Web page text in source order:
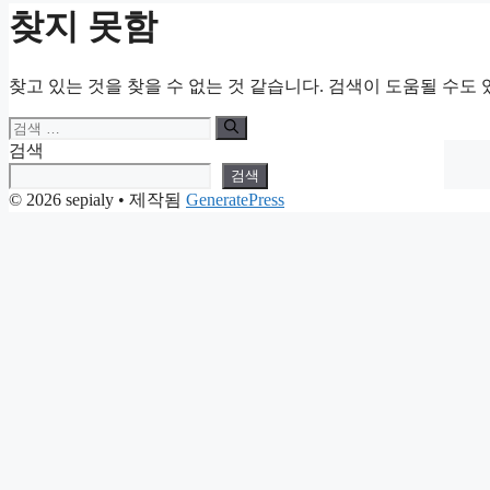
찾지 못함
찾고 있는 것을 찾을 수 없는 것 같습니다. 검색이 도움될 수도
검
색:
검색
검색
© 2026 sepialy • 제작됨 GeneratePress